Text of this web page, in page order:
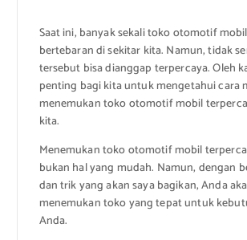
Saat ini, banyak sekali toko otomotif
bertebaran di sekitar kita. Namun, tidak
tersebut bisa dianggap terpercaya. Oleh
penting bagi kita untuk mengetahui cara
menemukan toko otomotif mobil
kita.
Menemukan toko otomotif mobil
bukan hal yang mudah. Namun, dengan
dan trik yang akan saya bagikan, Anda
menemukan toko yang tepat untuk
Anda.